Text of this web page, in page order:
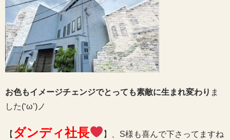
お色もイメージチェンジでとっても素敵に生まれ変わり ま
した(‘ω’)ノ
【 ダンディ社長
】、S様も喜んで下さってますね